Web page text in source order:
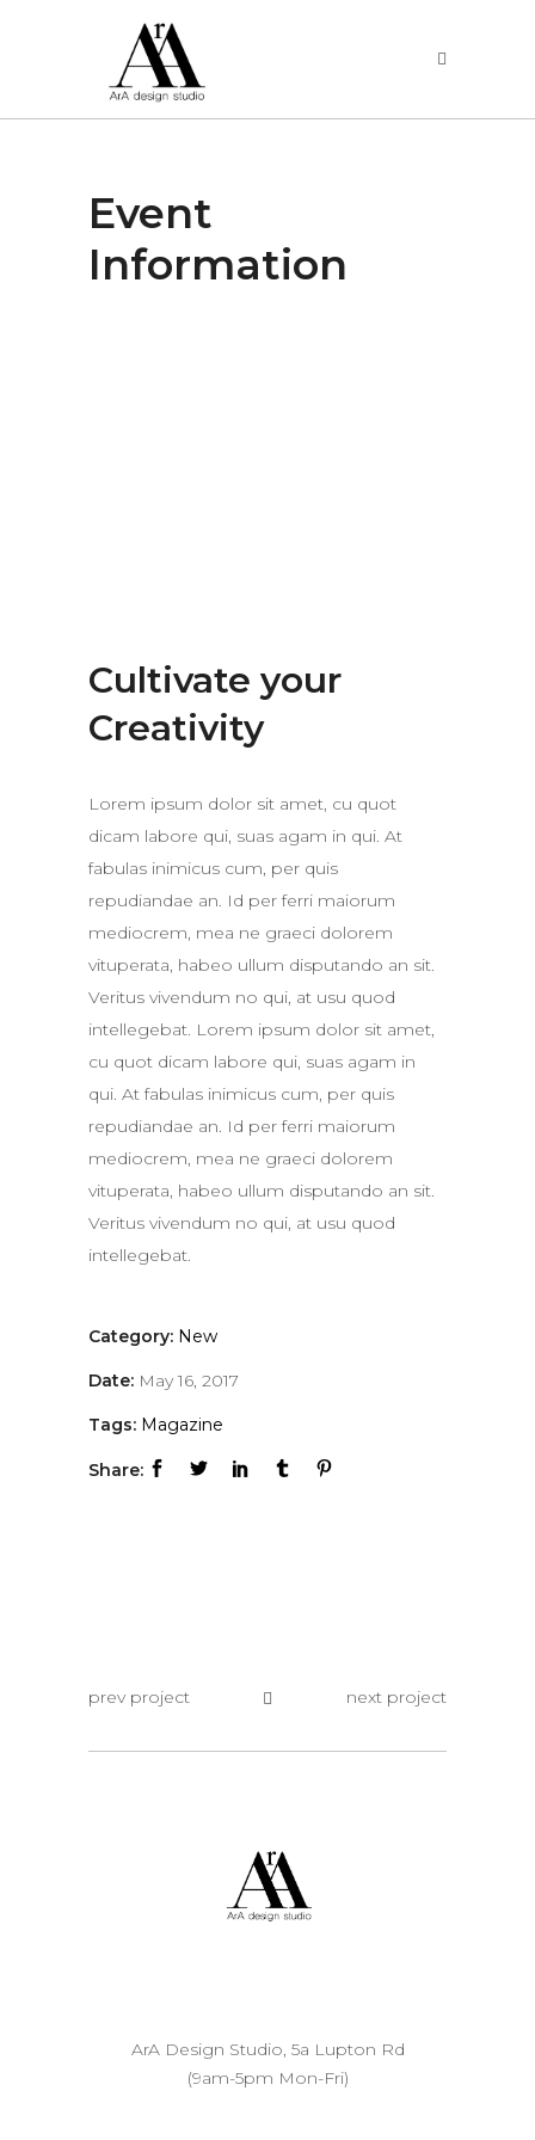
Event
Information
Cultivate your
Creativity
Lorem ipsum dolor sit amet, cu quot
dicam labore qui, suas agam in qui. At
fabulas inimicus cum, per quis
repudiandae an. Id per ferri maiorum
mediocrem, mea ne graeci dolorem
vituperata, habeo ullum disputando an sit.
Veritus vivendum no qui, at usu quod
intellegebat. Lorem ipsum dolor sit amet,
cu quot dicam labore qui, suas agam in
qui. At fabulas inimicus cum, per quis
repudiandae an. Id per ferri maiorum
mediocrem, mea ne graeci dolorem
vituperata, habeo ullum disputando an sit.
Veritus vivendum no qui, at usu quod
intellegebat.
Category: New
Date: May 16, 2017
Tags: Magazine
Share:
prev project next project
ArA Design Studio, 5a Lupton Rd
(9am-5pm Mon-Fri)